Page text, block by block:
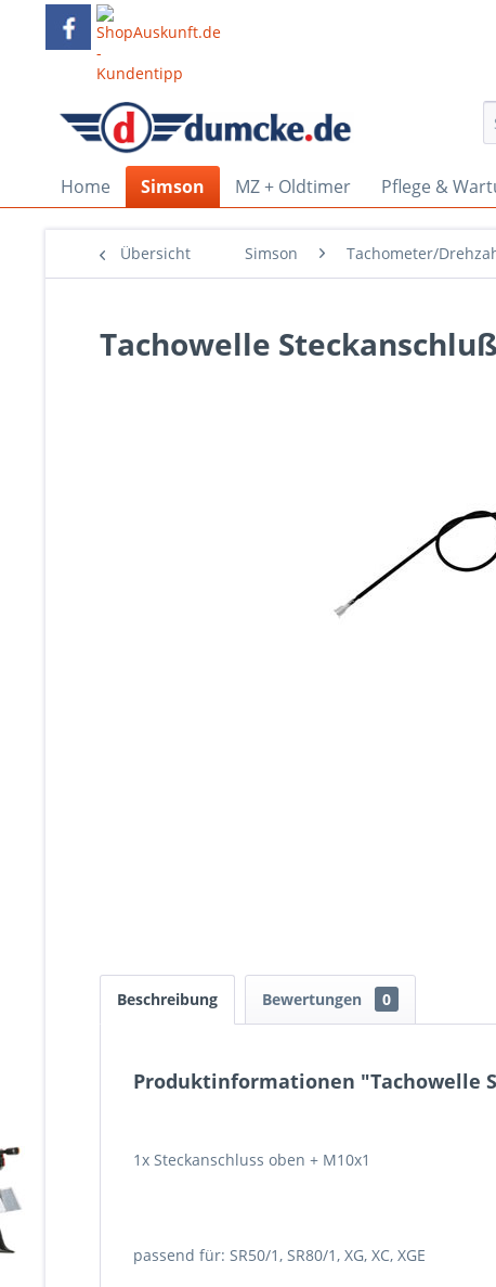
Home Simson MZ + Oldtimer Pflege &
Übersicht Simson Tachometer/
Tachowelle
Beschreibung Bewertungen 0
Produktinformationen "Tachowelle
1x Steckanschluss oben + M10x1
passend für: SR50/1, SR80/1, XG, XC, XGE